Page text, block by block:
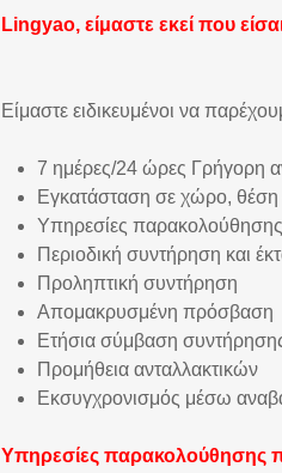
Lingyao, είμαστε εκεί που
Είμαστε ειδικευμένοι να
7 ημέρες/24 ώρες Γρήγορη
Εγκατάσταση σε χώρο, θέση
Υπηρεσίες
Περιοδική συντήρηση και
Προληπτική συντήρηση
Απομακρυσμένη πρόσβαση
Ετήσια σύμβαση
Προμήθεια ανταλλακτικών
Εκσυγχρονισμός μέσω
Υπηρεσίες παρακολούθησης